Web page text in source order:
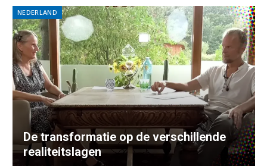
NEDERLAND
De transformatie op de verschillende
realiteitslagen